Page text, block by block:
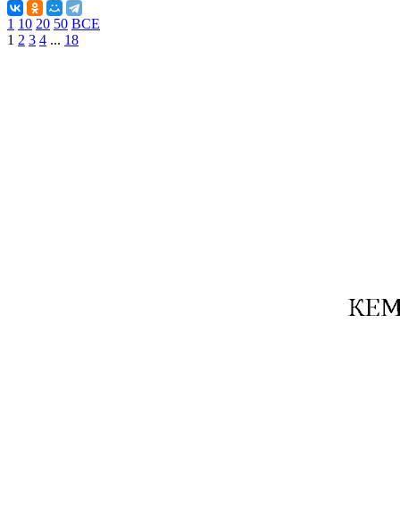
1 10 20 50 ВСЕ
1 2 3 4 ... 18